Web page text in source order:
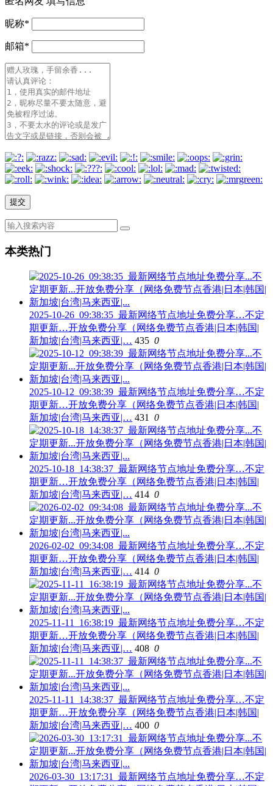
昵称*
邮箱*
本类热门
2025-10-26_09:38:35_最新网络节点地址免费分享…不定
期更新…开放免费分享（网络免费节点香港|日本|韩国|
新加坡|台湾|马来西亚|… 435 0
2025-10-12_09:38:39_最新网络节点地址免费分享…不定
期更新…开放免费分享（网络免费节点香港|日本|韩国|
新加坡|台湾|马来西亚|… 431 0
2025-10-18_14:38:37_最新网络节点地址免费分享…不定
期更新…开放免费分享（网络免费节点香港|日本|韩国|
新加坡|台湾|马来西亚|… 414 0
2026-02-02_09:34:08_最新网络节点地址免费分享…不定
期更新…开放免费分享（网络免费节点香港|日本|韩国|
新加坡|台湾|马来西亚|… 414 0
2025-11-11_16:38:19_最新网络节点地址免费分享…不定
期更新…开放免费分享（网络免费节点香港|日本|韩国|
新加坡|台湾|马来西亚|… 408 0
2025-11-11_14:38:37_最新网络节点地址免费分享…不定
期更新…开放免费分享（网络免费节点香港|日本|韩国|
新加坡|台湾|马来西亚|… 400 0
2026-03-30_13:17:31_最新网络节点地址免费分享…不定